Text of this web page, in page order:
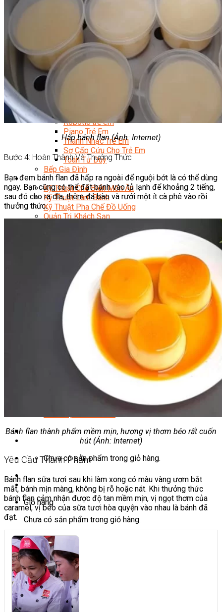
Chuyên Đề Á Âu Kitchen For Kid & Teen
Chuyên Đề Kỹ Năng Sống
Khóa Học Nấu Ăn Cho Bé
Hội Họa Thiếu Nhi
Digital Art For Kids
Khóa Học Thiết Kế Truyện Tranh Ai
Khóa Học Họa Sĩ Ai
Khóa Học Biên Tập Video Với Ai
Lập Trình Cho Trẻ Em
Robotic trẻ em
Piano Trẻ Em
Thanh Nhạc Trẻ Em
Sơ Cấp Cứu Cho Trẻ Em
Toán Tư Duy
Bếp Gia Đình
Trung Cấp CET
Kỹ Thuật Chế Biến Món Ăn
Kỹ Thuật Làm Bánh
Kỹ Thuật Pha Chế Đồ Uống
Quản Trị Khách Sạn
Quản Trị Lữ Hành
Tạo Mẫu Và Chăm Sóc Sắc Đẹp
Truyền Thông Đa Phương Tiện
Công Nghệ Thông Tin
An Ninh Mạng
Thiết Kế Đồ Họa
Âm Nhạc
Điện Công Nghiệp Và Dân Dụng
Văn Hóa Phổ Thông
Nâng Cao Năng Lực Tiếng Anh – Chuẩn TOEIC
HỌC BỔNG 2026
Học kỹ năng
Đào Tạo Nghề
Văn Hóa Ẩm Thực Việt Nam
Sự Kiện Hướng Nghiệp Á Âu
Chưa có sản phẩm trong giỏ hàng.
Giỏ hàng
Chưa có sản phẩm trong giỏ hàng.
Hấp bánh flan (Ảnh: Internet)
Bước 4: Hoàn Thành Và Thưởng Thức
Bạn đem bánh flan đã hấp ra ngoài để nguội bớt là có thể dùng
ngay. Bạn cũng có thể đặt bánh vào tủ lạnh để khoảng 2 tiếng,
sau đó cho ra dĩa, thêm đá bào và rưới một ít cà phê vào rồi
thưởng thức.
Bánh flan thành phẩm mềm mịn, hương vị thơm béo rất cuốn
hút (Ảnh: Internet)
Yêu Cầu Thành Phẩm
Bánh flan sữa tươi sau khi làm xong có màu vàng ươm bắt
mắt, bánh mịn màng, không bị rỗ hoặc nát. Khi thưởng thức
bánh flan cảm nhận được độ tan mềm mịn, vị ngọt thơm của
caramel, vị béo của sữa tươi hòa quyện vào nhau là bánh đã
đạt.